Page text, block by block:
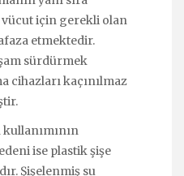
için gerekli olan
etmektedir.
sürdürmek
cihazları kaçınılmaz
kullanımının
ise plastik şişe
Şişelenmiş su